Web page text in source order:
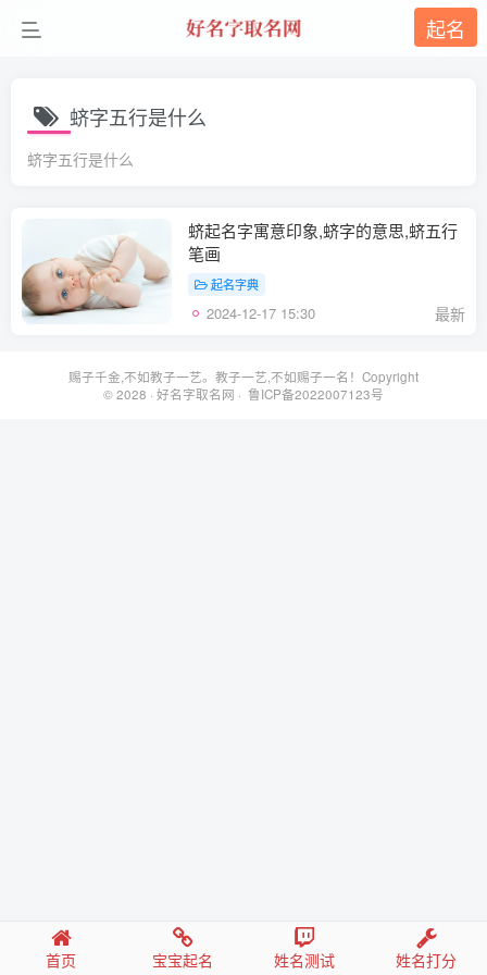
起名
蛴字五行是什么
蛴字五行是什么
蛴起名字寓意印象,蛴字的意思,蛴五行
笔画
起名字典
2024-12-17 15:30 最新
赐子千金,不如教子一艺。教子一艺,不如赐子一名！Copyright
© 2028 · 好名字取名网 · 鲁ICP备2022007123号
首页 宝宝起名 姓名测试 姓名打分